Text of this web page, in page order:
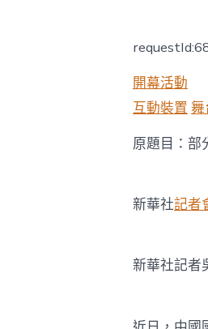
開幕活動
互動裝置 舞
原題目：部
新華社記者
新華社記者